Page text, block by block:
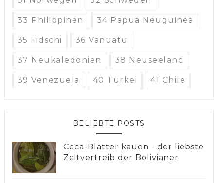
33 Philippinen 34 Papua Neuguinea
35 Fidschi 36 Vanuatu
37 Neukaledonien 38 Neuseeland
39 Venezuela 40 Türkei 41 Chile
BELIEBTE POSTS
Coca-Blätter kauen - der liebste
Zeitvertreib der Bolivianer